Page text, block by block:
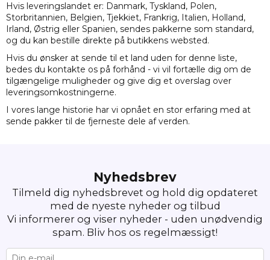
Hvis leveringslandet er: Danmark, Tyskland, Polen,
Storbritannien, Belgien, Tjekkiet, Frankrig, Italien, Holland,
Irland, Østrig eller Spanien, sendes pakkerne som standard,
og du kan bestille direkte på butikkens websted.
Hvis du ønsker at sende til et land uden for denne liste,
bedes du kontakte os på forhånd - vi vil fortælle dig om de
tilgængelige muligheder og give dig et overslag over
leveringsomkostningerne.
I vores lange historie har vi opnået en stor erfaring med at
sende pakker til de fjerneste dele af verden.
Nyhedsbrev
Tilmeld dig nyhedsbrevet og hold dig opdateret
med de nyeste nyheder og tilbud
Vi informerer og viser nyheder - uden unødvendig
spam. Bliv hos os regelmæssigt!